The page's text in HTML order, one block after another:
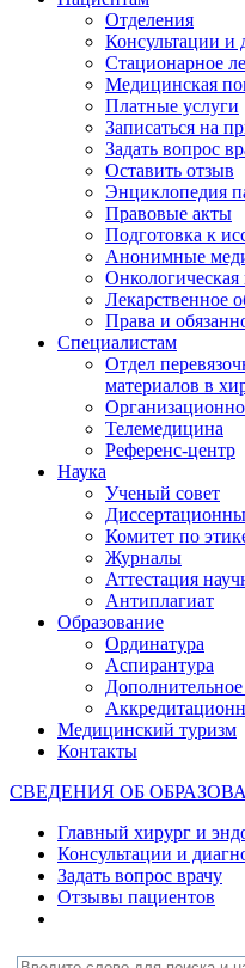
Отделения
Консультации и
Стационарное
Медицинская
Платные услуги
Записаться на
Задать вопрос
Оставить отзыв
Энциклопедия
Правовые акты
Подготовка к
Анонимные
Лекарственное
Права и
Специалистам
Отдел
материалов в
Телемедицина
Референс-центр
Наука
Ученый совет
Комитет по
Журналы
Аттестация
Антиплагиат
Образование
Ординатура
Аспирантура
Медицинский туризм
Контакты
СВЕДЕНИЯ ОБ
Главный хирург и
Консультации и
Задать вопрос врачу
Отзывы пациентов